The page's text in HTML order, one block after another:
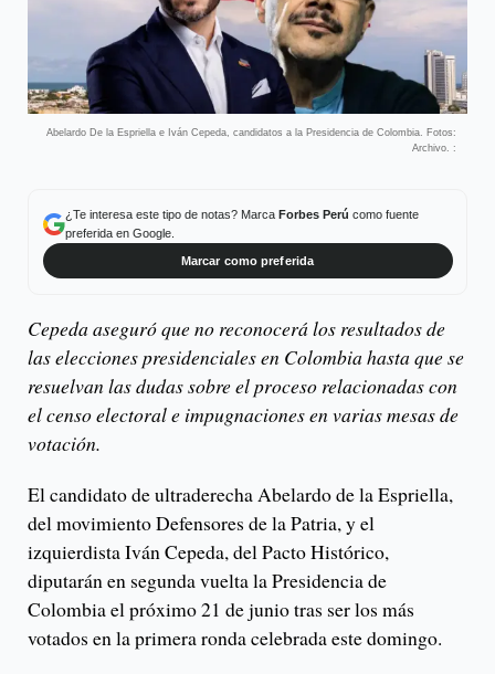
Abelardo De la Espriella e Iván Cepeda, candidatos a la Presidencia de Colombia. Fotos:
Archivo. :
¿Te interesa este tipo de notas? Marca Forbes Perú como fuente
preferida en Google.
Marcar como preferida
Cepeda aseguró que no reconocerá los resultados de
las elecciones presidenciales en Colombia hasta que se
resuelvan las dudas sobre el proceso relacionadas con
el censo electoral e impugnaciones en varias mesas de
votación.
El candidato de ultraderecha Abelardo de la Espriella,
del movimiento Defensores de la Patria, y el
izquierdista Iván Cepeda, del Pacto Histórico,
diputarán en segunda vuelta la Presidencia de
Colombia el próximo 21 de junio tras ser los más
votados en la primera ronda celebrada este domingo.